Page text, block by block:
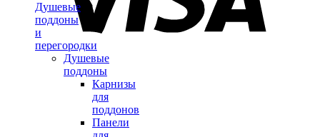
Душевые
поддоны
и
перегородки
Душевые
поддоны
Карнизы
для
поддонов
Панели